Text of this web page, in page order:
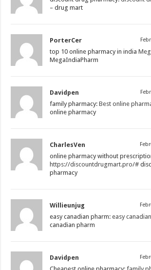
– drug mart
PorterCer
top 10 online pharmacy in india
MegaIndiaPharm
Davidpen
family pharmacy:Best online
online pharmacy
CharlesVen
online pharmacy without
https://discountdrugmart.pro/#
pharmacy
Willieunjug
easy canadian pharm:easy
canadian pharm
Davidpen